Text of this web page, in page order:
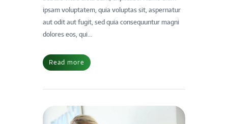
ipsam voluptatem, quia voluptas sit, aspernatur
aut odit aut fugit, sed quia consequuntur magni
dolores eos, qui...
Read more